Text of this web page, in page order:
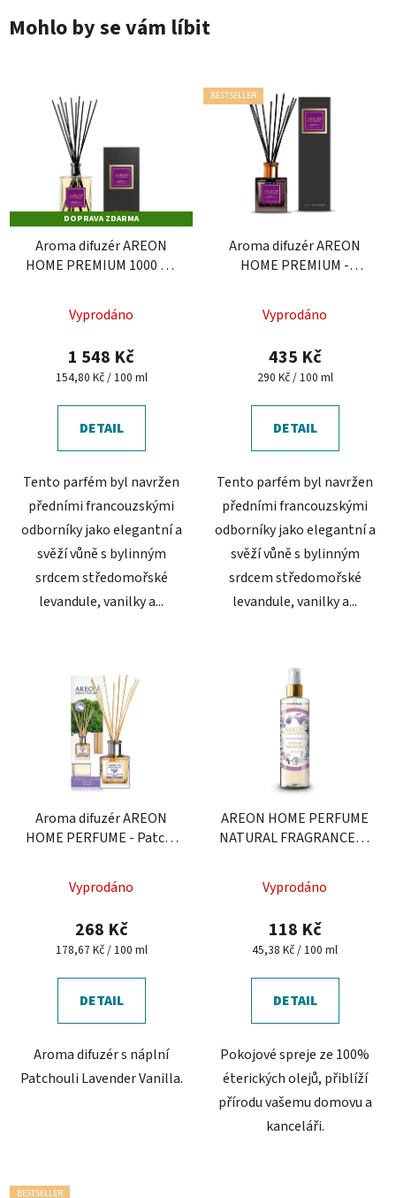
Mohlo by se vám líbit
DOPRAVA ZDARMA
Aroma difuzér AREON
HOME PREMIUM 1000 ml
Vanilla
Vyprodáno
1 548 Kč
Měrná
154,80 Kč / 100 ml
DETAIL
Tento parfém byl navržen
předními francouzskými
odborníky jako elegantní a
svěží vůně s bylinným
srdcem středomořské
levandule, vanilky a...
BESTSELLER
Aroma difuzér AREON
HOME PREMIUM -
Vanilla, 150 ml
Vyprodáno
435 Kč
Měrná
290 Kč / 100 ml
DETAIL
Tento parfém byl navržen
předními francouzskými
odborníky jako elegantní a
svěží vůně s bylinným
srdcem středomořské
levandule, vanilky a...
Aroma difuzér AREON
HOME PERFUME - Patch-
Vyprodáno
268 Kč
Měrná
178,67 Kč / 100 ml
DETAIL
Aroma difuzér s náplní
Patchouli Lavender Vanilla.
AREON HOME PERFUME
NATURAL FRAGRANCES -
Vyprodáno
118 Kč
Měrná
45,38 Kč / 100 ml
DETAIL
Pokojové spreje ze 100%
éterických olejů, přiblíží
přírodu vašemu domovu a
kanceláři.
BESTSELLER